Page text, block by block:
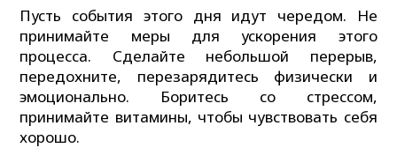
Пусть события этого дня идут чередом. Не
принимайте меры для ускорения этого
процесса. Сделайте небольшой перерыв,
передохните, перезарядитесь физически и
эмоционально. Боритесь со стрессом,
принимайте витамины, чтобы чувствовать себя
хорошо.